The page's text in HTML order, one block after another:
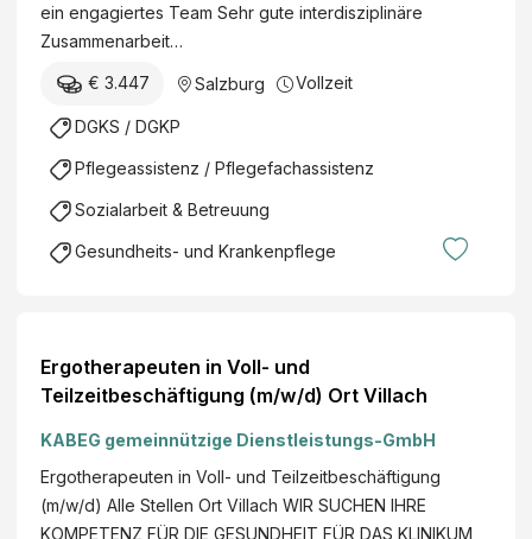
ein engagiertes Team Sehr gute interdisziplinäre
Zusammenarbeit…
€ 3.447 Salzburg Vollzeit
DGKS / DGKP
Pflegeassistenz / Pflegefachassistenz
Sozialarbeit & Betreuung
Gesundheits- und Krankenpflege
Ergotherapeuten in Voll- und
Teilzeitbeschäftigung (m/w/d) Ort Villach
KABEG gemeinnützige Dienstleistungs-GmbH
Ergotherapeuten in Voll- und Teilzeitbeschäftigung
(m/w/d) Alle Stellen Ort Villach WIR SUCHEN IHRE
KOMPETENZ FÜR DIE GESUNDHEIT FÜR DAS KLINIKUM